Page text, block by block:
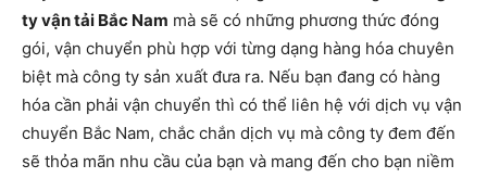
ty vận tải Bắc Nam mà sẽ có những phương thức đóng
gói, vận chuyển phù hợp với từng dạng hàng hóa chuyên
biệt mà công ty sản xuất đưa ra. Nếu bạn đang có hàng
hóa cần phải vận chuyển thì có thể liên hệ với dịch vụ vận
chuyển Bắc Nam, chắc chắn dịch vụ mà công ty đem đến
sẽ thỏa mãn nhu cầu của bạn và mang đến cho bạn niềm